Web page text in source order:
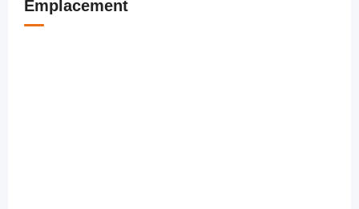
Emplacement